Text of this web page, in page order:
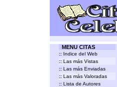
MENU CITAS
:: Indice del Web
:: Las más Vistas
:: Las más Enviadas
:: Las más Valoradas
:: Lista de Autores